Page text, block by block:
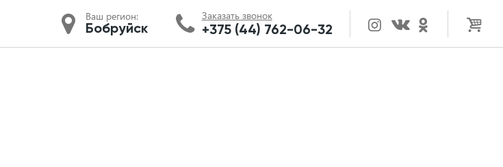
Ваш регион:
Бобруйск
Заказать звонок
+375 (44) 762-06-32